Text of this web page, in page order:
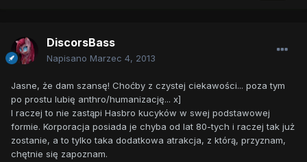
DiscorsBass
Napisano Marzec 4, 2013
Jasne, że dam szansę! Choćby z czystej ciekawości... poza tym
po prostu lubię anthro/humanizację... x]
I raczej to nie zastąpi Hasbro kucyków w swej podstawowej
formie. Korporacja posiada je chyba od lat 80-tych i raczej tak już
zostanie, a to tylko taka dodatkowa atrakcja, z którą, przyznam,
chętnie się zapoznam.